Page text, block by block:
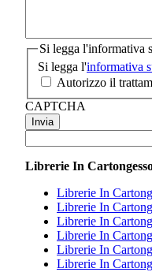
Si legga l'informativa
Si legga l'informativa
Autorizzo il
CAPTCHA
Librerie In
Librerie In
Librerie In
Librerie In
Librerie In
Librerie In
Librerie In